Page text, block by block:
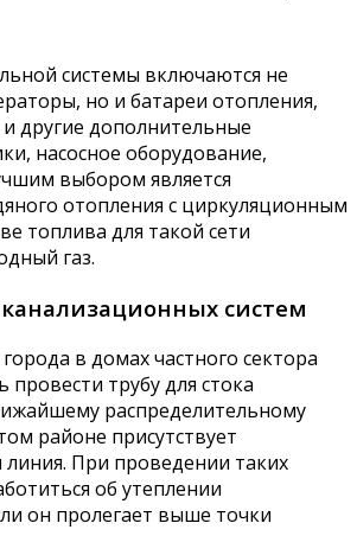
системы включаются не
но и батареи отопления,
другие дополнительные
насосное оборудование,
выбором является
отопления с циркуляционным
топлива для такой сети
газ.
систем
в домах частного сектора
провести трубу для стока
распределительному
районе присутствует
линия. При проведении таких
об утеплении
он пролегает выше точки